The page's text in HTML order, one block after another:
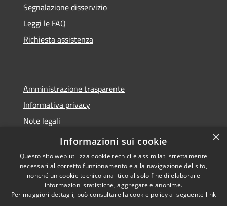
Segnalazione disservizio
Leggi le FAQ
Richiesta assistenza
Amministrazione trasparente
Informativa privacy
Note legali
Dichiarazione di accessibilità
Accessibilità
Copyright © 2026 • Comune di
San Martino Valle Caudina •
×
Informazioni sui cookie
Questo sito web utilizza cookie tecnici e assimilati strettamente
necessari al corretto funzionamento e alla navigazione del sito,
nonché un cookie tecnico analitico al solo fine di elaborare
informazioni statistiche, aggregate e anonime.
Per maggiori dettagli, può consultare la cookie policy al seguente link